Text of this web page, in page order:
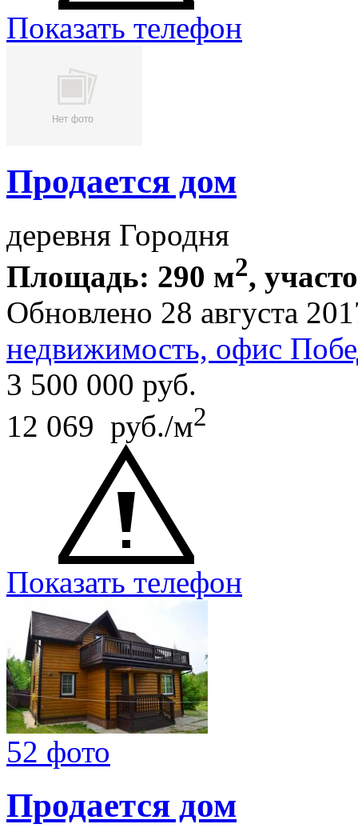
Показать телефон
Продается дом
деревня Городня
Площадь: 290 м2,
Обновлено 28 августа
недвижимость, офис
3 500 000 руб.
12 069 руб./м2
Показать телефон
52 фото
Продается дом